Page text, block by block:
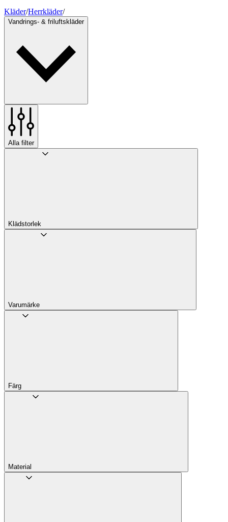
Kläder/Herrkläder/
Vandrings- & friluftskläder
Alla filter
Klädstorlek
Varumärke
Färg
Material